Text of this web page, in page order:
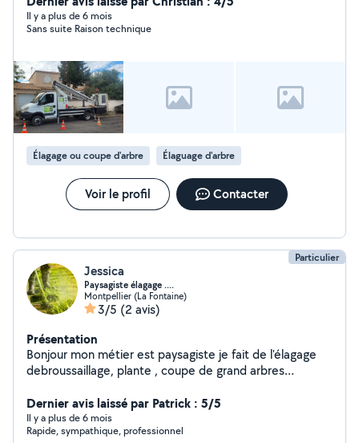
Il y a plus de 6 mois
Sans suite Raison technique
Élagage ou coupe d'arbre Élaguage d'arbre
Voir le profil Contacter
Particulier
Jessica
Paysagiste élagage ....
Montpellier (La Fontaine)
3/5 (2 avis)
Présentation
Bonjour mon métier est paysagiste je fait de l'élagage
debroussaillage, plante , coupe de grand arbres
Dernier avis laissé par Patrick : 5/5
Il y a plus de 6 mois
Rapide, sympathique, professionnel